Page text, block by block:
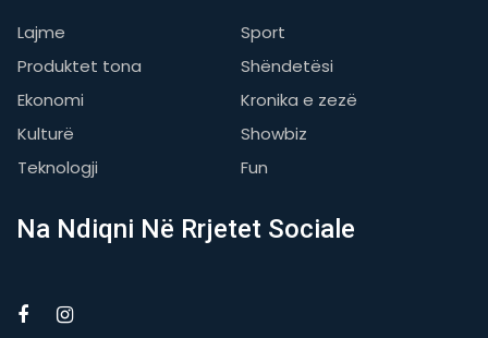
Lajme
Sport
Produktet tona
Shëndetësi
Ekonomi
Kronika e zezë
Kulturë
Showbiz
Teknologji
Fun
Na Ndiqni Në Rrjetet Sociale